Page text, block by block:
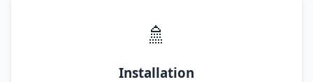
🚿
Installation